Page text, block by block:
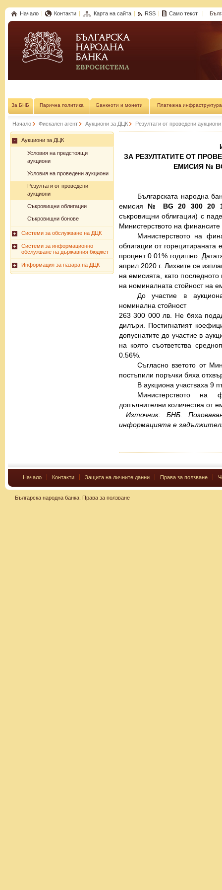
Начало Контакти Карта на сайта RSS Само текст
За БНБ Парична политика Банкноти и монети Платежна инфраструктура
Начало Фискален агент Аукциони за ДЦК Резултати от проведени аукциони
Аукциони за ДЦК
Условия на предстоящи
аукциони
Условия на проведени аукциони
Резултати от проведени
аукциони
Съкровищни облигации
Съкровищни бонове
Системи за обслужване на ДЦК
Системи за информационно
обслужване на държавния бюджет
Информация за пазара на ДЦК
ЗА РЕЗУЛТАТИТЕ ОТ
ЕМИСИЯ № BG
Българската народна
емисия № BG 20 300 20
съкровищни облигации) с
Министерството на финансите
Министерството на
облигации от
процент 0.01% годишно.
април 2020 г. Лихвите се
на емисията, като
на номиналната стойност на
До участие в
номинална стойност
263 300 000 лв. Не бяха
дилъри. Постигнатият
допуснатите до участие в
на която съответства
0.56%.
Съгласно взетото от
постъпили поръчки бяха
В аукциона участваха 9
Министерството на
допълнителни количества от
Източник: БНБ.
информацията е
Начало Контакти Защита на личните данни Права за ползване
Българска народна банка. Права за ползване